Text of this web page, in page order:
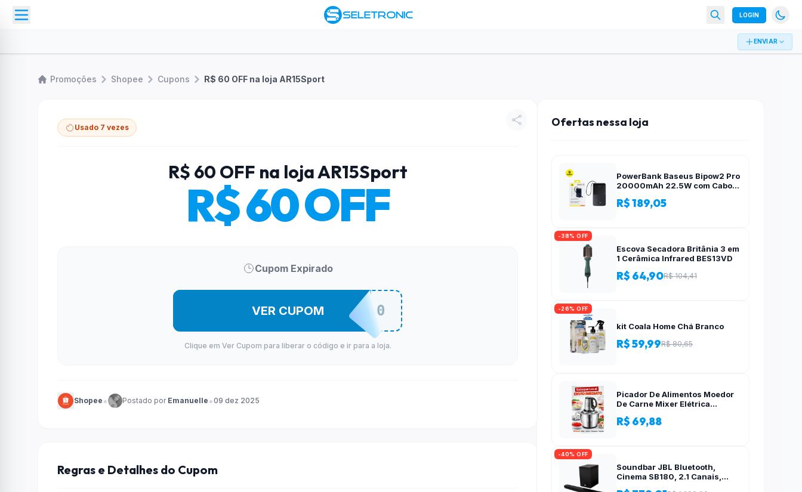
LOGIN
ENVIAR
Promoções Shopee Cupons R$ 60 OFF na loja AR15Sport
Usado 7 vezes
R$ 60 OFF na loja AR15Sport
R$ 60 OFF
Cupom Expirado
AR15OFF60
VER CUPOM
Clique em Ver Cupom para liberar o código e ir para a loja.
Shopee • Postado por Emanuelle •09 dez 2025
Regras e Detalhes do Cupom
Ofertas nessa loja
PowerBank Baseus Bipow2 Pro
20000mAh 22.5W com Cabo
EnerFill FC51
R$ 189,05
-38% OFF
Escova Secadora Britânia 3 em
1 Cerâmica Infrared BES13VD
R$ 64,90R$ 104,41
-26% OFF
kit Coala Home Chá Branco
R$ 59,99R$ 80,65
Picador De Alimentos Moedor
De Carne Mixer Elétrica
Alho – 110v-220v
R$ 69,88
-40% OFF
Soundbar JBL Bluetooth,
Cinema SB180, 2.1 Canais,